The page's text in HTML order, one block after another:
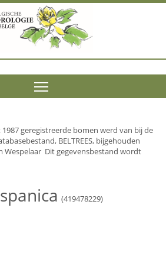
geregistreerde bomen werd van bij de
BELTREES, bijgehouden
Dit gegevensbestand wordt
(419478229)